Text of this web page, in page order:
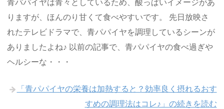
青パパイヤは青々としているため、酸っぱいイメージがあ
りますが、ほんのり甘くて食べやすいです。 先日放映さ
れたテレビドラマで、青パパイヤを調理しているシーンが
ありましたよね♪ 以前の記事で、青パパイヤの食べ過ぎや
ヘルシーな・・・
「青パパイヤの栄養は加熱すると？効率良く摂れるおす
すめの調理法はコレ♪」の続きを読む